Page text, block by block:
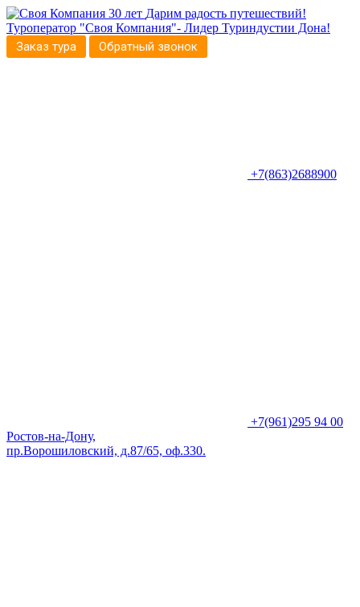
30 лет Дарим радость путешествий!
Туроператор "Своя Компания"- Лидер Туриндустии Дона!
Заказ тура Обратный звонок
+7(863)2688900
+7(961)295 94 00
Ростов-на-Дону,
пр.Ворошиловский, д.87/65, оф.330.